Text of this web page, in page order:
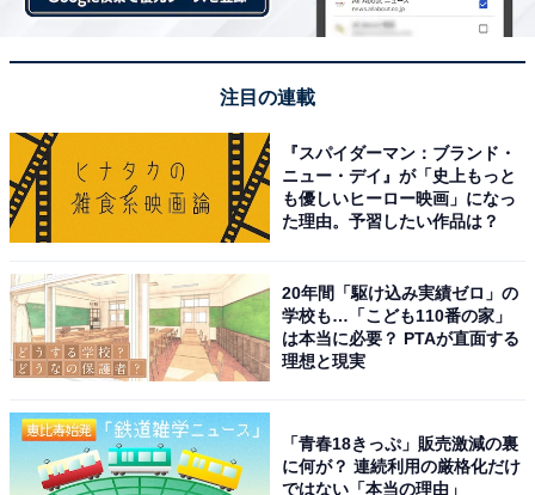
第1位：京都大学（39.0％）
1位は、「京都大学」が獲得。
東京大学と並び、難関大学として毎年優秀な人材を輩出
している国立大学です。世界の教育系機関やメディアが
主催している「世界大学ランキング」でも、毎年上位に
ランクインしています。同校が公開している進路・就職
状況データを見ると2021年度の卒業生6097人のうち、約
5割の3027人が就職しており、産業別トップ3は、サービ
注目の連載
『スパイダーマン：ブランド・
ニュー・デイ』が「史上もっと
も優しいヒーロー映画」になっ
た理由。予習したい作品は？
20年間「駆け込み実績ゼロ」の
学校も…「こども110番の家」
は本当に必要？ PTAが直面する
理想と現実
「青春18きっぷ」販売激減の裏
に何が？ 連続利用の厳格化だけ
ではない「本当の理由」